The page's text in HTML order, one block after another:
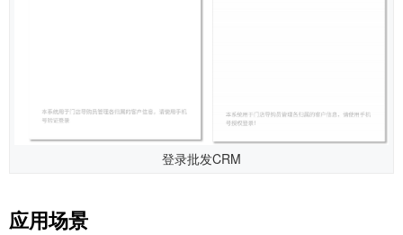
登录批发CRM
应用场景